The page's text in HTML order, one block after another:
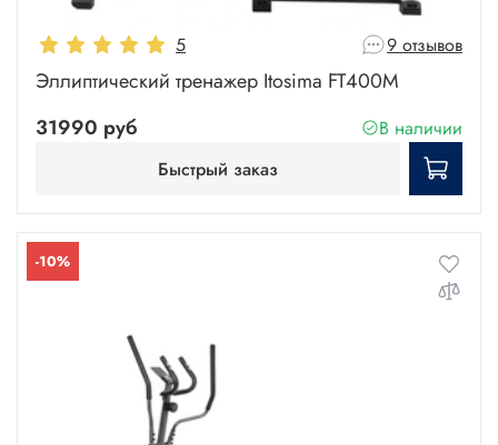
5 9 отзывов
Эллиптический тренажер Itosima FT400M
31990 руб
В наличии
Быстрый заказ
-10%